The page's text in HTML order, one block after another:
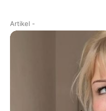
Artikel -